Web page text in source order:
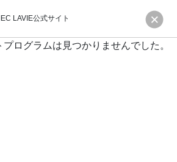
LAVIE公式サイト
ログラムは見つかりませんでした。